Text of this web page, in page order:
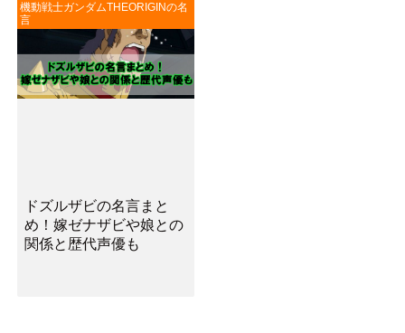
機動戦士ガンダムTHEORIGINの名
言
ドズルザビの名言まと
め！嫁ゼナザビや娘との
関係と歴代声優も